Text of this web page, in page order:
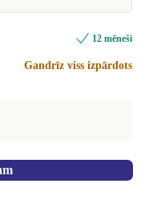
12 mēneši
Gandrīz viss izpārdots